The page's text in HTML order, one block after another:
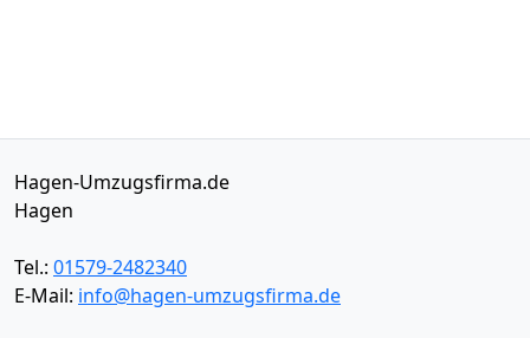
Hagen-Umzugsfirma.de
Hagen
Tel.: 01579-2482340
E-Mail: info@hagen-umzugsfirma.de